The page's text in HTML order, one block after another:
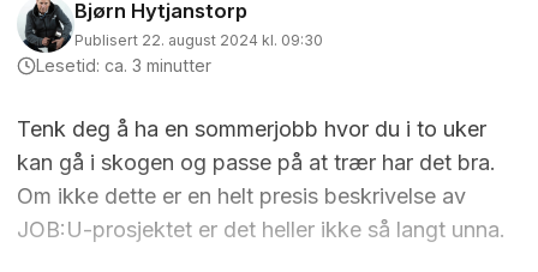
Bjørn Hytjanstorp
Publisert 22. august 2024 kl. 09:30
Lesetid: ca. 3 minutter
Tenk deg å ha en sommerjobb hvor du i to uker
kan gå i skogen og passe på at trær har det bra.
Om ikke dette er en helt presis beskrivelse av
JOB:U-prosjektet er det heller ikke så langt unna.